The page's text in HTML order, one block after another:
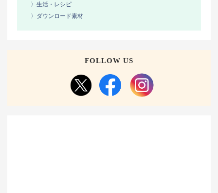
〉生活・レシピ
〉ダウンロード素材
FOLLOW US